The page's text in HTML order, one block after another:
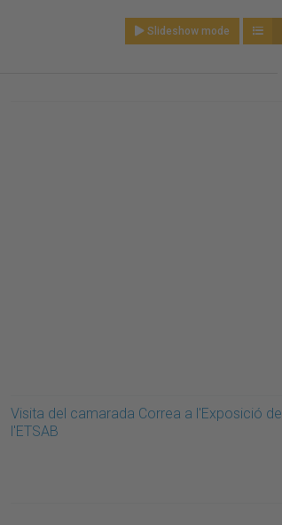
Slideshow mode
Visita del camarada Correa a l'Exposició de
l'ETSAB